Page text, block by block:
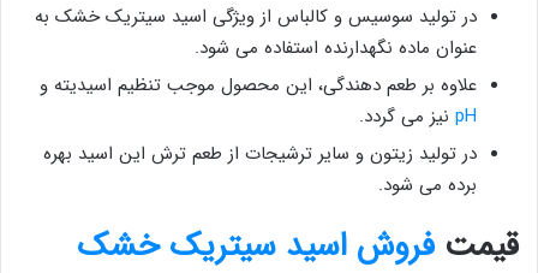
در تولید سوسیس و کالباس از ویژگی اسید سیتریک خشک به
عنوان ماده نگهدارنده استفاده می شود.
علاوه بر طعم دهندگی، این محصول موجب تنظیم اسیدیته و
pH نیز می گردد.
در تولید زیتون و سایر ترشیجات از طعم ترش این اسید بهره
برده می شود.
قیمتفروش اسید سیتریک خشک